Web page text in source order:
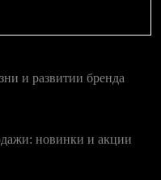
и развитии бренда
новинки и акции